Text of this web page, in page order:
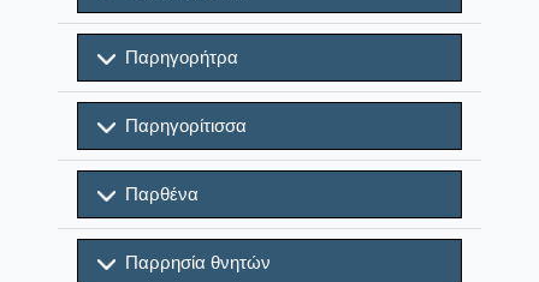
Παρηγορήτρα
Παρηγορίτισσα
Παρθένα
Παρρησία θνητών